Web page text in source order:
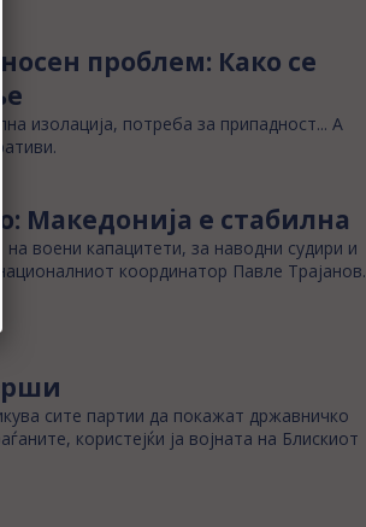
проблем: Како се
изолација, потреба за припадност... А
Македонија е стабилна
воени капацитети, за наводни судири и
координатор Павле Трајанов.
сите партии да покажат државничко
користејќи ја војната на Блискиот